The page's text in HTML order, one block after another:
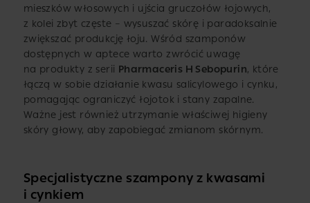
mieszków włosowych i ujścia gruczołów łojowych,
z kolei zbyt częste – wysuszać skórę i paradoksalnie
zwiększać produkcję łoju. Wśród szamponów
dostępnych w aptece warto zwrócić uwagę
na produkty z serii Pharmaceris H Sebopurin, które
łączą w sobie działanie kwasu salicylowego i cynku,
pomagając ograniczyć łojotok i stany zapalne.
Ważne jest również utrzymanie właściwej higieny
skóry głowy, aby zapobiegać zmianom skórnym.
Specjalistyczne szampony z kwasami
i cynkiem